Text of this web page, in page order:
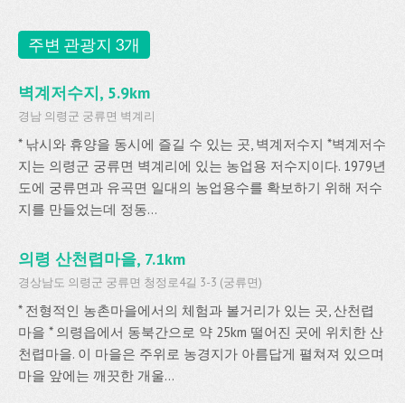
주변 관광지 3개
벽계저수지, 5.9km
경남 의령군 궁류면 벽계리
* 낚시와 휴양을 동시에 즐길 수 있는 곳, 벽계저수지 *벽계저수
지는 의령군 궁류면 벽계리에 있는 농업용 저수지이다. 1979년
도에 궁류면과 유곡면 일대의 농업용수를 확보하기 위해 저수
지를 만들었는데 정동...
의령 산천렵마을, 7.1km
경상남도 의령군 궁류면 청정로4길 3-3 (궁류면)
* 전형적인 농촌마을에서의 체험과 볼거리가 있는 곳, 산천렵
마을 * 의령읍에서 동북간으로 약 25km 떨어진 곳에 위치한 산
천렵마을. 이 마을은 주위로 농경지가 아름답게 펼쳐져 있으며
마을 앞에는 깨끗한 개울...